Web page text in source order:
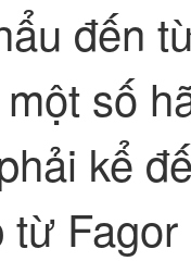
đến
số
kể
từ